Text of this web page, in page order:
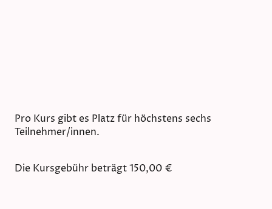
Pro Kurs gibt es Platz für höchstens sechs
Teilnehmer/innen.
Die Kursgebühr beträgt 150,00 €